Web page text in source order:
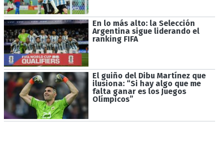
En lo más alto: la Selección
Argentina sigue liderando el
ranking FIFA
El guiño del Dibu Martínez que
ilusiona: “Si hay algo que me
falta ganar es los Juegos
Olímpicos”